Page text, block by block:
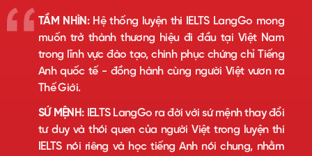
TẦM NHÌN:Hệ thống luyện thi IELTS LangGo mong
muốn trở thành thương hiệu đi đầu tại Việt Nam
trong lĩnh vực đào tạo, chinh phục chứng chỉ Tiếng
Anh quốc tế - đồng hành cùng người Việt vươn ra
Thế Giới.
SỨ MỆNH:IELTS LangGo ra đời với sứ mệnh thay đổi
tư duy và thói quen của người Việt trong luyện thi
IELTS nói riêng và học tiếng Anh nói chung, nhằm